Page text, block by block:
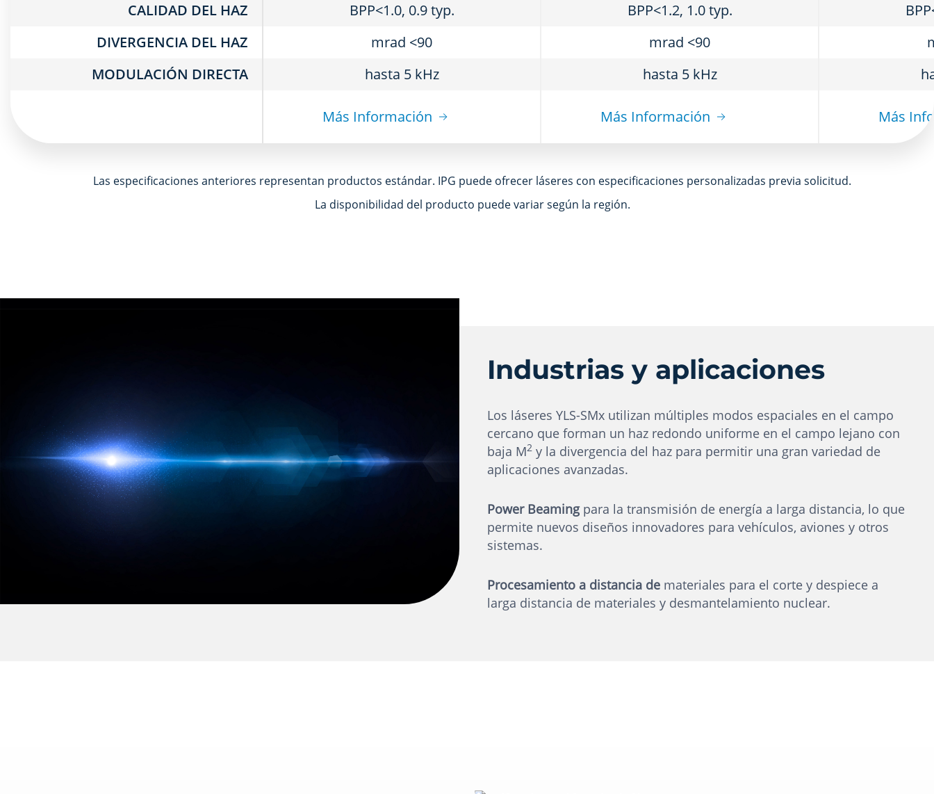
CALIDAD DEL HAZ
BPP<1.0, 0.9 typ. BPP<1.2, 1.0 typ.
DIVERGENCIA DEL HAZ
mrad <90 mrad <90
MODULACIÓN DIRECTA
hasta 5 kHz hasta 5 kHz
Más Información Más Información Más
Las especificaciones anteriores representan productos estándar. IPG puede ofrecer láseres con especificaciones personalizadas previa solicitud.
La disponibilidad del producto puede variar según la región.
Industrias y aplicaciones
Los láseres YLS-SMx utilizan múltiples modos espaciales en el campo
cercano que forman un haz redondo uniforme en el campo lejano con
baja M2y la divergencia del haz para permitir una gran variedad de
aplicaciones avanzadas.
Power Beamingpara la transmisión de energía a larga distancia, lo que
permite nuevos diseños innovadores para vehículos, aviones y otros
sistemas.
Procesamiento a distancia demateriales para el corte y despiece a
larga distancia de materiales y desmantelamiento nuclear.